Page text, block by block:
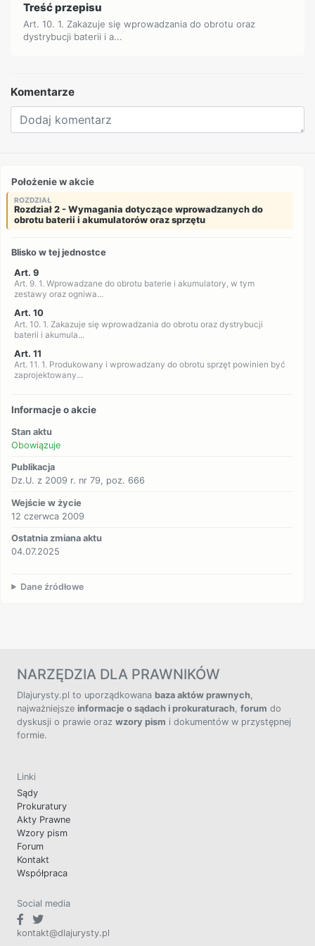
Treść przepisu
Art. 10. 1. Zakazuje się wprowadzania do obrotu oraz
dystrybucji baterii i a...
Komentarze
Położenie w akcie
ROZDZIAŁ
Rozdział 2 - Wymagania dotyczące wprowadzanych do
obrotu baterii i akumulatorów oraz sprzętu
Blisko w tej jednostce
Art. 9
Art. 9. 1. Wprowadzane do obrotu baterie i akumulatory, w tym
zestawy oraz ogniwa...
Art. 10
Art. 10. 1. Zakazuje się wprowadzania do obrotu oraz dystrybucji
baterii i akumula...
Art. 11
Art. 11. 1. Produkowany i wprowadzany do obrotu sprzęt powinien być
zaprojektowany...
Informacje o akcie
Stan aktu
Obowiązuje
Publikacja
Dz.U. z 2009 r. nr 79, poz. 666
Wejście w życie
12 czerwca 2009
Ostatnia zmiana aktu
04.07.2025
Dane źródłowe
NARZĘDZIA DLA PRAWNIKÓW
Dlajurysty.pl to uporządkowana baza aktów prawnych,
najważniejsze informacje o sądach i prokuraturach, forum do
dyskusji o prawie oraz wzory pism i dokumentów w przystępnej
formie.
Linki
Sądy
Prokuratury
Akty Prawne
Wzory pism
Forum
Kontakt
Współpraca
Social media
kontakt@dlajurysty.pl